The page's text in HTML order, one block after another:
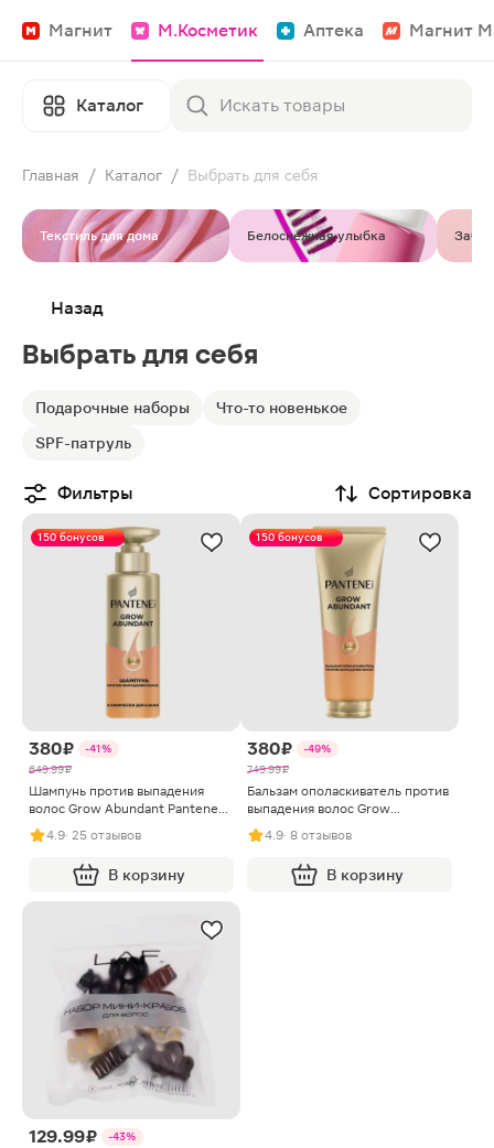
Магнит М.Косметик Аптека Магнит
Каталог
Главная / Каталог / Выбрать для себя
Текстиль для дома Белоснежная улыбка
Назад
Выбрать для себя
Подарочные наборы
Что-то новенькое
SPF-патруль
Фильтры Сортировка
150 бонусов
380 ₽
-41%
649.99 ₽
Шампунь против выпадения
волос Grow Abundant Pantene
290мл
4.9· 25 отзывов
В корзину
150 бонусов
380 ₽
-49%
749.99 ₽
Бальзам ополаскиватель против
выпадения волос Grow
Abundant Pantene 250мл
4.9· 8 отзывов
В корзину
129.99 ₽
-43%